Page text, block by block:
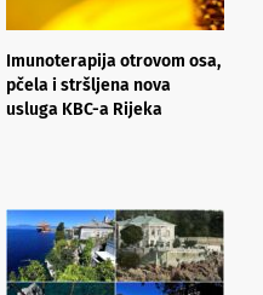
Imunoterapija otrovom osa,
pčela i stršljena nova
usluga KBC-a Rijeka